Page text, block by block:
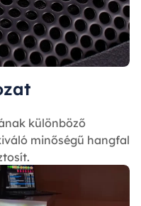
különböző
minőségű hangfal